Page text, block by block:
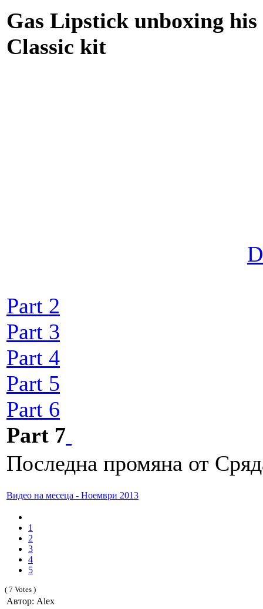
Gas Lipstick unboxing
Classic kit
Part 2
Part 3
Part 4
Part 5
Part 6
Part 7
Последна промяна от
Видео на месеца - Ноември 2013
1
2
3
4
5
( 7 Votes )
Автор: Alex